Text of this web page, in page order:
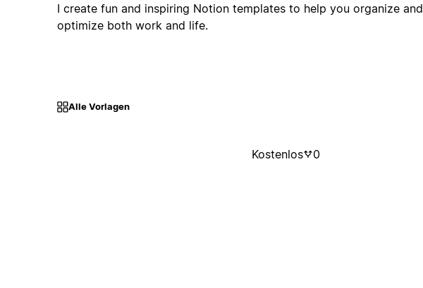
I create fun and inspiring Notion templates to help you organize and
optimize both work and life.
Alle Vorlagen
Kostenlos 0